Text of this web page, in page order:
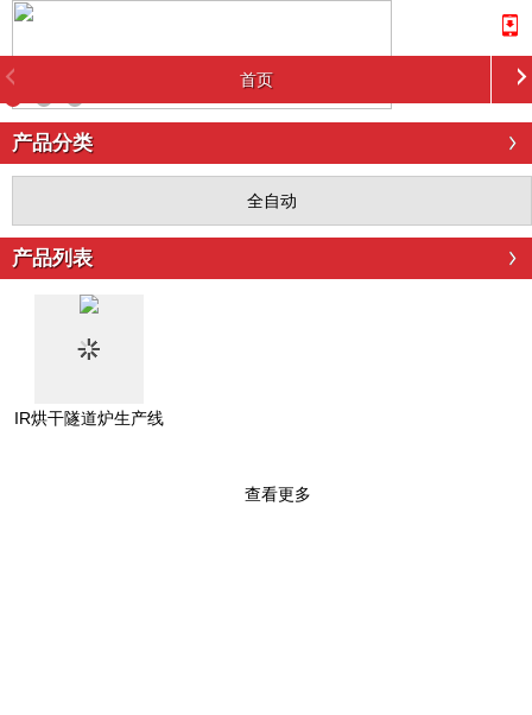
首页
产品分类
全自动
产品列表
IR烘干隧道炉生产线
查看更多